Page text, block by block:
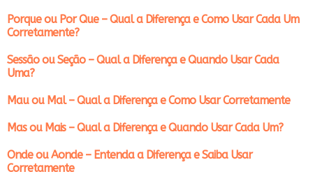
Porque ou Por Que – Qual a Diferença e Como Usar Cada Um
Corretamente?
Sessão ou Seção – Qual a Diferença e Quando Usar Cada
Uma?
Mau ou Mal – Qual a Diferença e Como Usar Corretamente
Mas ou Mais – Qual a Diferença e Quando Usar Cada Um?
Onde ou Aonde – Entenda a Diferença e Saiba Usar
Corretamente